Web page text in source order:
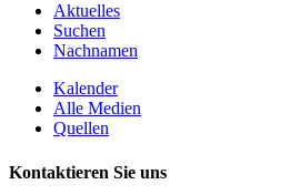
Aktuelles
Suchen
Nachnamen
Kalender
Alle Medien
Quellen
Kontaktieren Sie uns